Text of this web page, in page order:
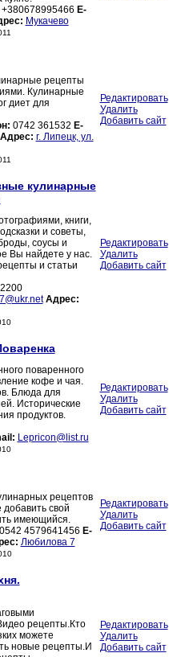
+380678995466 E-
Мукачево
рецепты
Кулинарные
диет для
0742 361532 E-
Адрес: г. Липецк, ул.
Редактировать
Удалить
Добавить сайт
кулинарные
книги,
и советы,
соусы и
Вы найдете у нас.
и статьи
Адрес:
Редактировать
Удалить
Добавить сайт
поваренного
кофе и чая.
Блюда для
Исторические
продуктов.
Lepricon@list.ru
Редактировать
Удалить
Добавить сайт
рецептов
свой
имеющийся.
0542 4579641456 E-
Любилова 7
Редактировать
Удалить
Добавить сайт
рецепты.Кто
можете
новые рецепты.И
Редактировать
Удалить
Добавить сайт